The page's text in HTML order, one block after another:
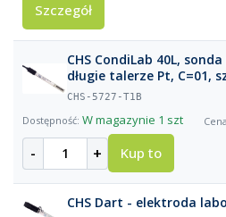
Szczegół
CHS CondiLab 40L,
długie talerze Pt, C=01,
głębokość zanurzenia 40
CHS-5727-T1B
W magazynie 1 szt
- + Kup to
CHS Dart - elektroda